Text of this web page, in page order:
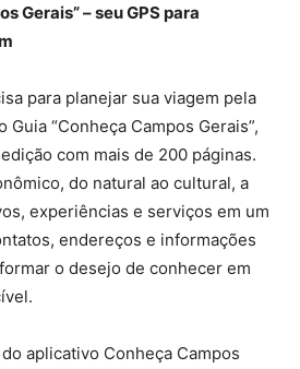
Gerais” – seu GPS para
para planejar sua viagem pela
“Conheça Campos Gerais”,
com mais de 200 páginas.
do natural ao cultural, a
experiências e serviços em um
endereços e informações
o desejo de conhecer em
aplicativo Conheça Campos